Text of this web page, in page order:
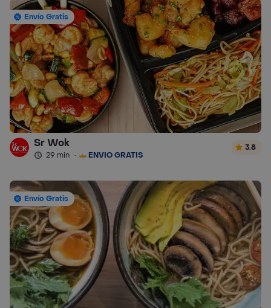
Envío Gratis
Sr Wok
29 min · ENVÍO GRATIS
3.8
Envío Gratis